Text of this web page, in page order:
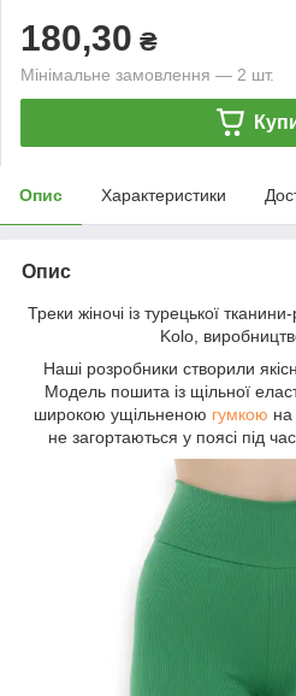
180,30 ₴
Мінімальне замовлення — 2 шт.
Опис Характеристики
Опис
Треки жіночі із турецької
Kolo,
Наші розробники створили
Модель пошита із щільної
широкою ущільненою гумкою на
не загортаються у поясі під